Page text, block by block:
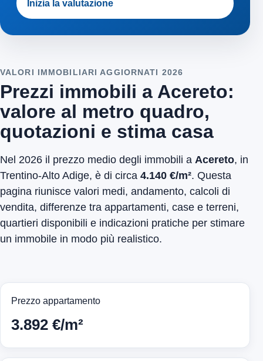
Inizia la valutazione
VALORI IMMOBILIARI AGGIORNATI 2026
Prezzi immobili a Acereto:
valore al metro quadro,
quotazioni e stima casa
Nel 2026 il prezzo medio degli immobili a Acereto, in
Trentino-Alto Adige, è di circa 4.140 €/m². Questa
pagina riunisce valori medi, andamento, calcoli di
vendita, differenze tra appartamenti, case e terreni,
quartieri disponibili e indicazioni pratiche per stimare
un immobile in modo più realistico.
Prezzo appartamento
3.892 €/m²